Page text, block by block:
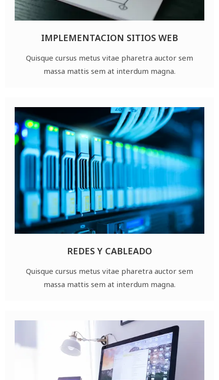
IMPLEMENTACION SITIOS WEB
Quisque cursus metus vitae pharetra auctor sem
massa mattis sem at interdum magna.
REDES Y CABLEADO
Quisque cursus metus vitae pharetra auctor sem
massa mattis sem at interdum magna.